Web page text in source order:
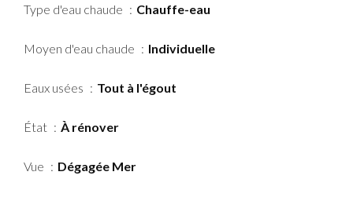
Type d'eau chaude Chauffe-eau
Moyen d'eau chaude Individuelle
Eaux usées Tout à l'égout
État À rénover
Vue Dégagée Mer